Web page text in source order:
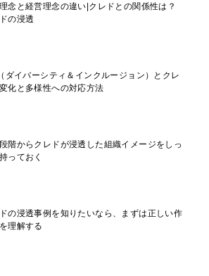
念と経営理念の違い|クレドとの関係性は？
の浸透
ダイバーシティ＆インクルージョン）とクレ
化と多様性への対応方法
階からクレドが浸透した組織イメージをしっ
っておく
の浸透事例を知りたいなら、まずは正しい作
理解する